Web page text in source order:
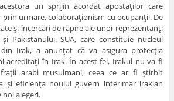
un sprijin acordat apostaţilor care
prin urmare, colaboraţionism cu ocupanţii. De
şi încercări de răpire ale unor reprezentanţi
Pakistanului. SUA, care constituie nucleul
Irak, a anunţat că va asigura protecţia
acreditaţi în Irak. În acest fel, Irakul nu va fi
arabi musulmani, ceea ce ar fi ştirbit
şi eficienţa noului guvern interimar irakian
noi alegeri.